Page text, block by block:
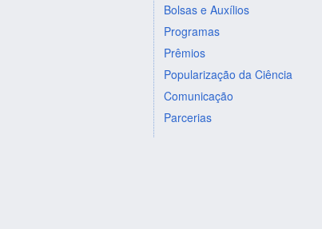
Bolsas e Auxílios
Programas
Prêmios
Popularização da Ciência
Comunicação
Parcerias